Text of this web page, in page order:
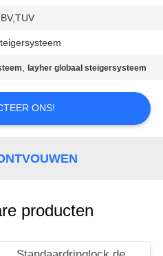
, layher globaal steigersysteem
ONS!
producten